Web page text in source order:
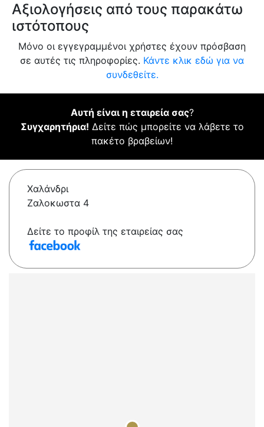
Αξιολογήσεις από τους παρακάτω
ιστότοπους
Μόνο οι εγγεγραμμένοι χρήστες έχουν πρόσβαση
σε αυτές τις πληροφορίες. Κάντε κλικ εδώ για να
συνδεθείτε.
Αυτή είναι η εταιρεία σας?
Συγχαρητήρια! Δείτε πώς μπορείτε να λάβετε το
πακέτο βραβείων!
Χαλάνδρι
Ζαλοκωστα 4
Δείτε το προφίλ της εταιρείας σας